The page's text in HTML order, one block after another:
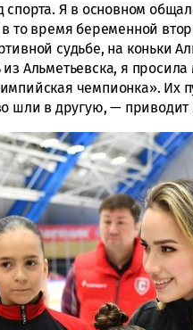
Я в основном
то время беременной
судьбе, на коньки
Альметьевска, я
чемпионка». Их
шли в другую, —